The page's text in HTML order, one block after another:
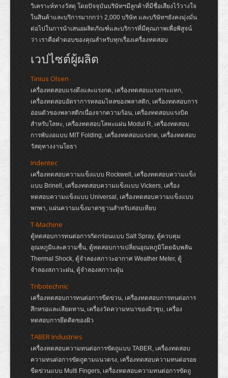
วิเคราะห์ทางวัสดุ โดยปัจจุบันบริษัทฯมีลูกค้าที่มีชื่อเสียงไว้วางใจ
ในสินค้าและบริการมากกว่า 2,000 บริษัท และบริษัทฯยังคงมุ่งมั่น
ต่อไปในการนำเสนอผลิตภัณฑ์และบริการที่มีคุณภาพเพื่อพิสูจน์
ว่า เราคือคำตอบของคุณสำหรับทุกเรื่องเครื่องทดสอบ
เวปไซต์ผู้ผลิต
Tinius Olsen
เครื่องทดสอบแรงดึงและแรงกด, เครื่องทดสอบแรงกระแทก,
เครื่องทดสอบอัตราการหลอมไหลของพลาสติก, เครื่องทดสอบการ
อ่อนตัวของพลาสติกเนื่องจากความร้อน, เครื่องทดสอบแรงบิด
สำหรับโลหะ, เครื่องทดสอบโลหะแผ่น Modul R, เครื่องทดสอบ
การพับงอแบบ MIT Folding, เครื่องทดสอบแรงกด, เครื่องทดสอบ
วัสดุทางงานโยธา
Indentec
เครื่องทดสอบความแข็งแบบ Rockwell, เครื่องทดสอบความแข็ง
แบบ Brinell, เครื่องทดสอบความแข็งแบบ Vickers, เครื่อง
ทดสอบความแข็งแบบ Universal, เครื่องทดสอบความแข็งแบบ
พกพา, แผ่นความแข็งมาตรฐานสำหรับสอบเทียบ
T-Machine
ตู้ทดสอบการทนต่อการกัดกร่อนแบบ Salt Spray, ตู้ควบคุม
อุณหภูมิและความชื้น, ตู้ทดสอบการเปลี่ยนอุณหภูมิโดยฉับพลัน
Thermal Shock, ตู้จำลองสภาวะอากาศ Weather Meter, ตู้
จำลองสภาวะฝน, ตู้จำลองสภาวะฝุ่น
Tribotechnic
เครื่องทดสอบการทนต่อการขีดข่วน, เครื่องทดสอบการทนต่อการ
สึกหรอและเสียดทาน, เครื่องวัดความหนาของผิวชุบ, เครื่อง
ทดสอบการยึดติดของผิว
TABER Industries
เครื่องทดสอบความทนต่อการขัดถูแบบ TABER, เครื่องทดสอบ
ความทนต่อการขัดถูตามแนวตรง, เครื่องทดสอบความทนต่อรอย
ขีดข่วนแบบ Multi Fingers, เครื่องทดสอบความทนต่อการขัดถู